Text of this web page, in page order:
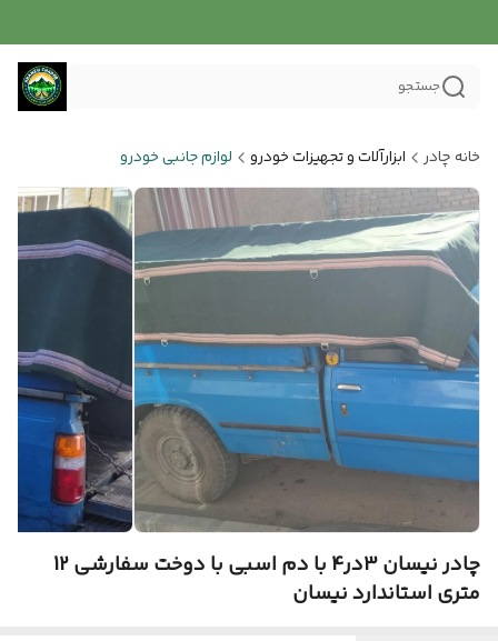
جستجو
خانه چادر ابزارآلات و تجهیزات خودرو لوازم جانبی خودرو
چادر نیسان 3در4 با دم اسبی با دوخت سفارشی 12
متری استاندارد نیسان